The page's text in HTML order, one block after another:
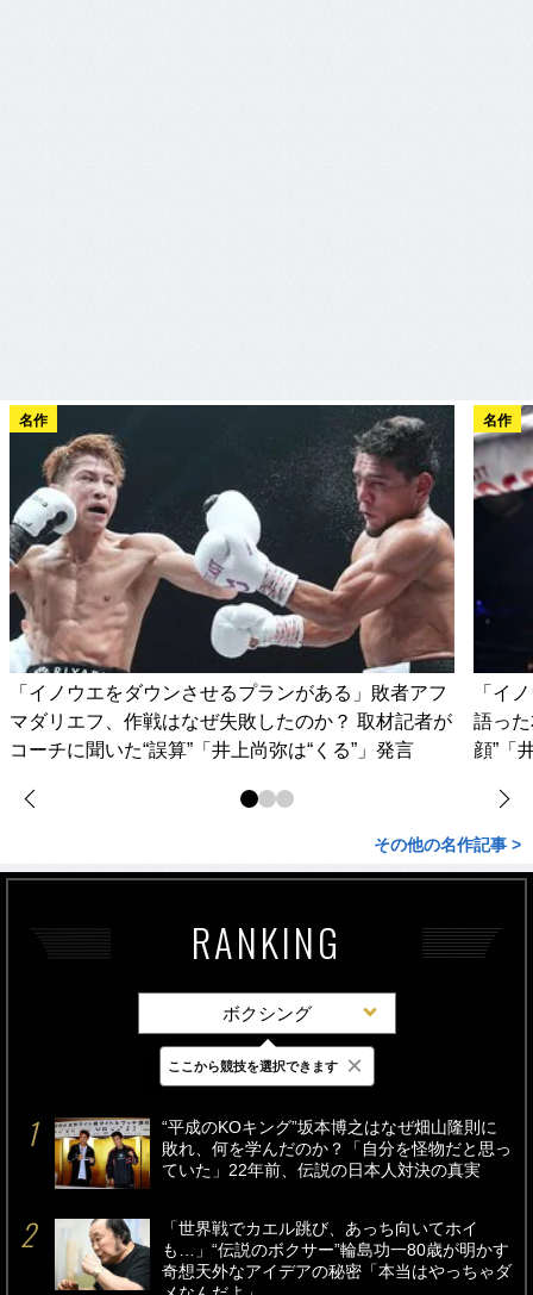
名作
「イノウエをダウンさせるプランがある」敗者アフ
マダリエフ、作戦はなぜ失敗したのか？ 取材記者が
コーチに聞いた“誤算”「井上尚弥は“くる”」発言
名作
「イ
語っ
顔”「
その他の名作記事 >
RANKING
ボクシング
最新 24時間 週間
“平成のKOキング”坂本博之はなぜ畑山隆則に
敗れ、何を学んだのか？「自分を怪物だと思っ
ていた」22年前、伝説の日本人対決の真実
「世界戦でカエル跳び、あっち向いてホイ
も…」“伝説のボクサー”輪島功一80歳が明かす
奇想天外なアイデアの秘密「本当はやっちゃダ
ここから競技を選択できます ×